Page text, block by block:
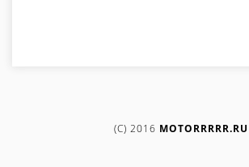
(C) 2016 MOTORRRRR.RU